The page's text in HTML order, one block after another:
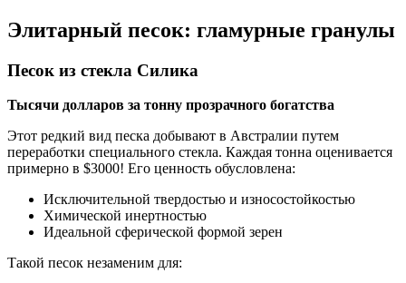
Элитарный песок: гламурные гранулы
Песок из стекла Силика
Тысячи долларов за тонну прозрачного богатства
Этот редкий вид песка добывают в Австралии путем
переработки специального стекла. Каждая тонна оценивается
примерно в $3000! Его ценность обусловлена:
Исключительной твердостью и износостойкостью
Химической инертностью
Идеальной сферической формой зерен
Такой песок незаменим для: